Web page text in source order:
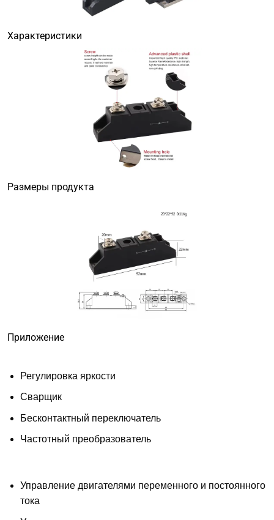
Характеристики
Размеры продукта
Приложение
Регулировка яркости
Сварщик
Бесконтактный переключатель
Частотный преобразователь
Управление двигателями переменного и постоянного
тока